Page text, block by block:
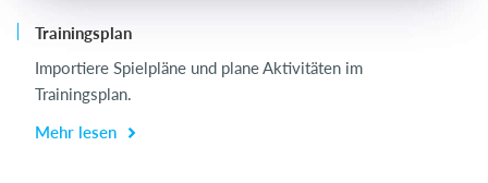
Trainingsplan
Importiere Spielpläne und plane Aktivitäten im
Trainingsplan.
Mehr lesen